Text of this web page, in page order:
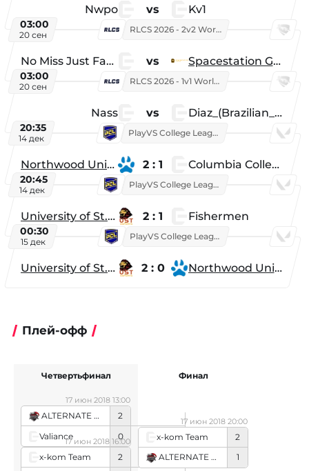
Nwpo vs Kv1
03:00
20 сен
RLCS 2026 - 2v2 World Championship
No Miss Just Fake vs Spacestation Gaming
03:00
20 сен
RLCS 2026 - 1v1 World Championship
Nass vs Diaz_(Brazilian_Player)
20:35
14 дек
PlayVS College League 2025: Fall
Northwood University 2 : 1 Columbia College
20:45
14 дек
PlayVS College League 2025: Fall
University of St. Thomas 2 : 1 Fishermen
00:30
15 дек
PlayVS College League 2025: Fall
University of St. Thomas 2 : 0 Northwood University
Плей-офф
ALTERNATE aTTaX
2
Valiance
0
17 июн 2018 13:00
x-kom Team
2
17 июн 2018 16:00
Четвертьфинал
x-kom Team
2
ALTERNATE aTTaX
1
17 июн 2018 20:00
Финал